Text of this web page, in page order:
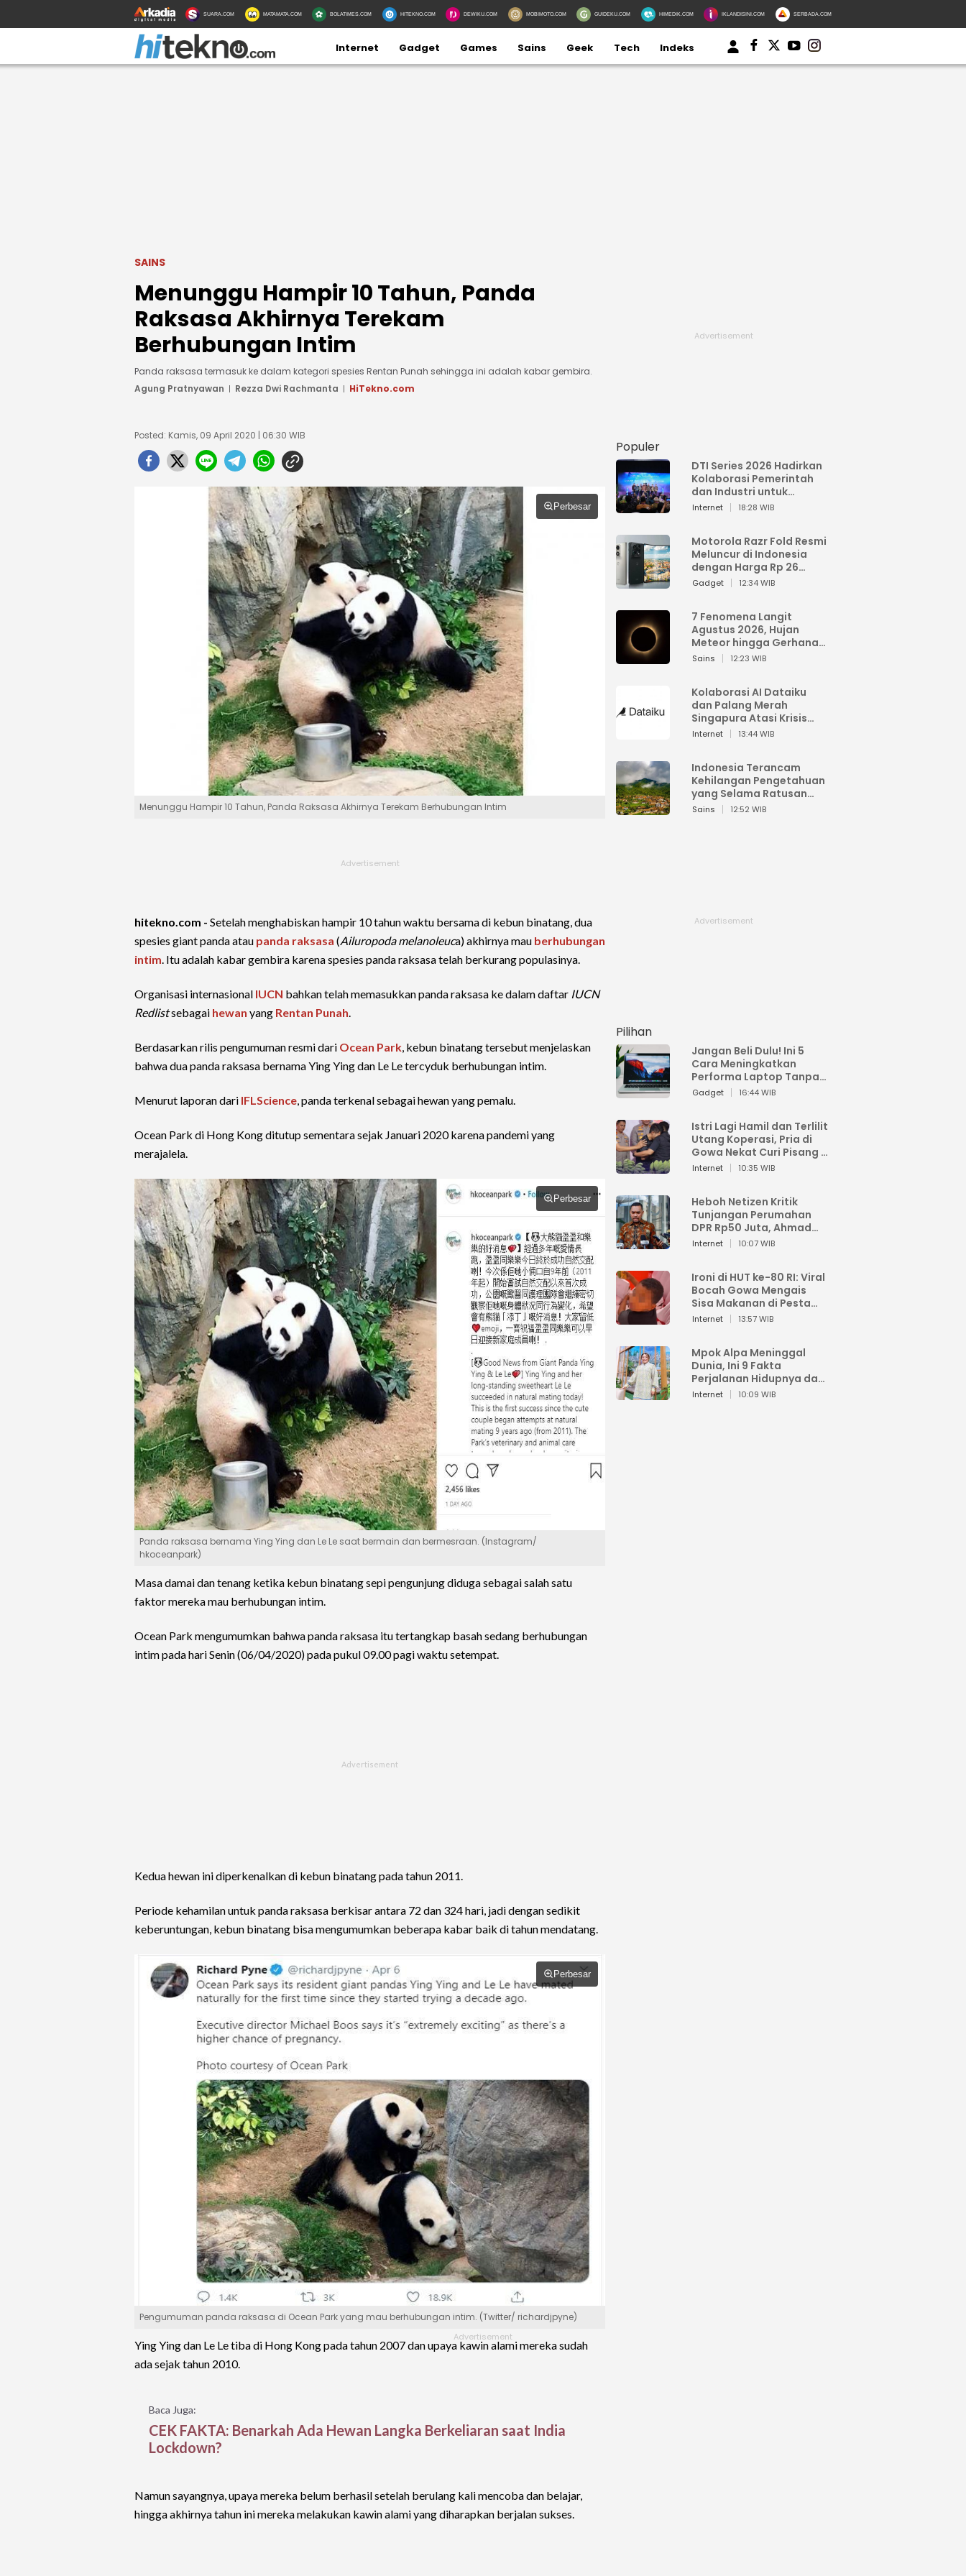
SUARA.COM MATAMATA.COM BOLATIMES.COM HITEKNO.COM DEWIKU.COM MOBIMOTO.COM GUIDEKU.COM HIMEDIK.COM IKLANDISINI.COM SERBADA.COM
Internet Gadget Games Sains Geek Tech Indeks
SAINS
Menunggu Hampir 10 Tahun, Panda
Raksasa Akhirnya Terekam
Berhubungan Intim
Panda raksasa termasuk ke dalam kategori spesies Rentan Punah sehingga ini adalah kabar gembira.
Agung Pratnyawan
Rezza Dwi Rachmanta HiTekno.com
Posted: Kamis, 09 April 2020 | 06:30 WIB
Perbesar
Menunggu Hampir 10 Tahun, Panda Raksasa Akhirnya Terekam Berhubungan Intim
hitekno.com - Setelah menghabiskan hampir 10 tahun waktu bersama di kebun binatang, dua
spesies giant panda atau panda raksasa (Ailuropoda melanoleuca) akhirnya mau berhubungan
intim. Itu adalah kabar gembira karena spesies panda raksasa telah berkurang populasinya.
Organisasi internasional IUCN bahkan telah memasukkan panda raksasa ke dalam daftar IUCN
Redlistsebagai hewan yang Rentan Punah.
Berdasarkan rilis pengumuman resmi dari Ocean Park, kebun binatang tersebut menjelaskan
bahwa dua panda raksasa bernama Ying Ying dan Le Le tercyduk berhubungan intim.
Menurut laporan dari IFLScience, panda terkenal sebagai hewan yang pemalu.
Ocean Park di Hong Kong ditutup sementara sejak Januari 2020 karena pandemi yang
merajalela.
Perbesar
Panda raksasa bernama Ying Ying dan Le Le saat bermain dan bermesraan. (Instagram/
hkoceanpark)
Masa damai dan tenang ketika kebun binatang sepi pengunjung diduga sebagai salah satu
faktor mereka mau berhubungan intim.
Ocean Park mengumumkan bahwa panda raksasa itu tertangkap basah sedang berhubungan
intim pada hari Senin (06/04/2020) pada pukul 09.00 pagi waktu setempat.
Kedua hewan ini diperkenalkan di kebun binatang pada tahun 2011.
Periode kehamilan untuk panda raksasa berkisar antara 72 dan 324 hari, jadi dengan sedikit
keberuntungan, kebun binatang bisa mengumumkan beberapa kabar baik di tahun mendatang.
Perbesar
Pengumuman panda raksasa di Ocean Park yang mau berhubungan intim. (Twitter/ richardjpyne)
Ying Ying dan Le Le tiba di Hong Kong pada tahun 2007 dan upaya kawin alami mereka sudah
ada sejak tahun 2010.
Baca Juga:
CEK FAKTA: Benarkah Ada Hewan Langka Berkeliaran saat India
Lockdown?
Namun sayangnya, upaya mereka belum berhasil setelah berulang kali mencoba dan belajar,
hingga akhirnya tahun ini mereka melakukan kawin alami yang diharapkan berjalan sukses.
Populer
DTI Series 2026 Hadirkan
Kolaborasi Pemerintah
dan Industri untuk
Percepatan
Internet 18:28 WIB
Motorola Razr Fold Resmi
Meluncur di Indonesia
dengan Harga Rp 26
Jutaan
Gadget 12:34 WIB
7 Fenomena Langit
Agustus 2026, Hujan
Meteor hingga Gerhana
Matahari
Sains 12:23 WIB
Kolaborasi AI Dataiku
dan Palang Merah
Singapura Atasi Krisis
Bencana
Internet 13:44 WIB
Indonesia Terancam
Kehilangan Pengetahuan
yang Selama Ratusan
Tahun Menjaga Alam
Sains 12:52 WIB
Pilihan
Jangan Beli Dulu! Ini 5
Cara Meningkatkan
Performa Laptop Tanpa
Harus Beli Baru
Gadget 16:44 WIB
Istri Lagi Hamil dan Terlilit
Utang Koperasi, Pria di
Gowa Nekat Curi Pisang 4
Tandan Milik Tetangga,
Internet 10:35 WIB
Heboh Netizen Kritik
Tunjangan Perumahan
DPR Rp50 Juta, Ahmad
Sahroni: Enggak Senang
Internet 10:07 WIB
Ironi di HUT ke-80 RI: Viral
Bocah Gowa Mengais
Sisa Makanan di Pesta
Kemerdekaan
Internet 13:57 WIB
Mpok Alpa Meninggal
Dunia, Ini 9 Fakta
Perjalanan Hidupnya dari
Viral hingga Puncak
Internet 10:09 WIB